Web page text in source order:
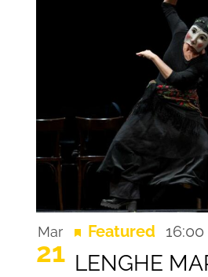
Mar
21
Featured 16:00
LENGHE